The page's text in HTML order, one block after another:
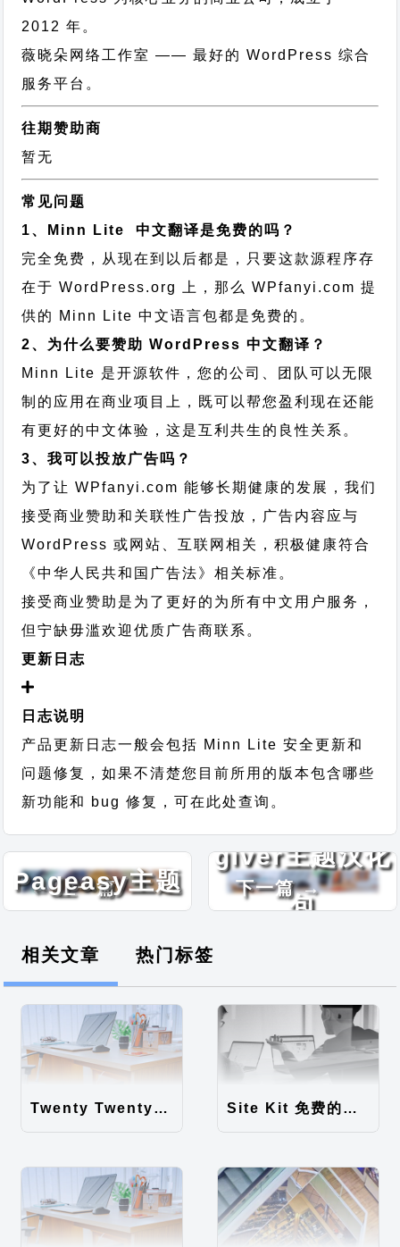
2012 年。
薇晓朵网络工作室 —— 最好的 WordPress 综合
服务平台。
往期赞助商
暂无
常见问题
1、Minn Lite 中文翻译是免费的吗？
完全免费，从现在到以后都是，只要这款源程序存
在于 WordPress.org 上，那么 WPfanyi.com 提
供的 Minn Lite 中文语言包都是免费的。
2、为什么要赞助 WordPress 中文翻译？
Minn Lite 是开源软件，您的公司、团队可以无限
制的应用在商业项目上，既可以帮您盈利现在还能
有更好的中文体验，这是互利共生的良性关系。
3、我可以投放广告吗？
为了让 WPfanyi.com 能够长期健康的发展，我们
接受商业赞助和关联性广告投放，广告内容应与
WordPress 或网站、互联网相关，积极健康符合
《中华人民共和国广告法》相关标准。
接受商业赞助是为了更好的为所有中文用户服务，
但宁缺毋滥欢迎优质广告商联系。
更新日志
日志说明
产品更新日志一般会包括 Minn Lite 安全更新和
问题修复，如果不清楚您目前所用的版本包含哪些
新功能和 bug 修复，可在此处查询。
← 上一篇
Landing
Pageasy主题
下一篇 →
giver主题汉化
包
相关文章 热门标签
Twenty Twenty-Five 免费的WordPress内容主题 Site Kit 免费的WordPress数据统计插件